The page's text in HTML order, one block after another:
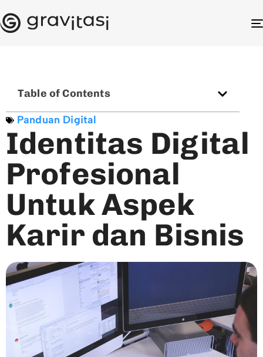
Table of Contents
Panduan Digital
Identitas Digital
Profesional
Untuk Aspek
Karir dan Bisnis